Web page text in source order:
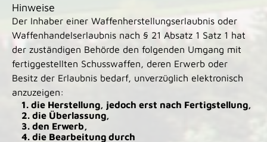
Hinweise
Der Inhaber einer Waffenherstellungserlaubnis oder
Waffenhandelserlaubnis nach § 21 Absatz 1 Satz 1 hat
der zuständigen Behörde den folgenden Umgang mit
fertiggestellten Schusswaffen, deren Erwerb oder
Besitz der Erlaubnis bedarf, unverzüglich elektronisch
anzuzeigen:
1. die Herstellung, jedoch erst nach Fertigstellung,
2. die Überlassung,
3. den Erwerb,
4. die Bearbeitung durch